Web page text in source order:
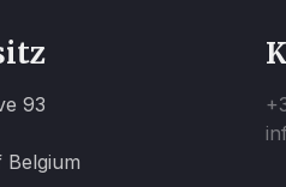
93
Belgium